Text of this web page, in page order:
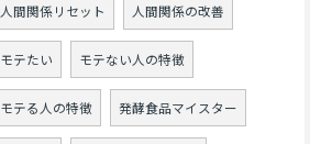
人間関係リセット 人間関係の改善
モテたい モテない人の特徴
モテる人の特徴 発酵食品マイスター